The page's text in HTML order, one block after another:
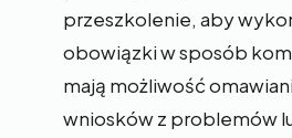
przeszkolenie, aby
obowiązki w sposób
mają możliwość
wniosków z problemów